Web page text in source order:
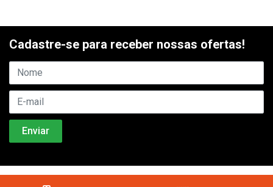
Cadastre-se para receber nossas ofertas!